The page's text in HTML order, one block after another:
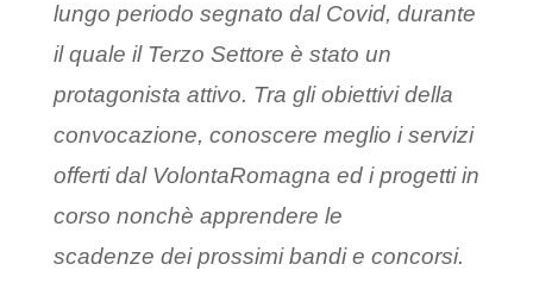
lungo periodo segnato dal Covid, durante
il quale il Terzo Settore è stato un
protagonista attivo. Tra gli obiettivi della
convocazione, conoscere meglio i servizi
offerti dal VolontaRomagna ed i progetti in
corso nonchè apprendere le
scadenze dei prossimi bandi e concorsi.